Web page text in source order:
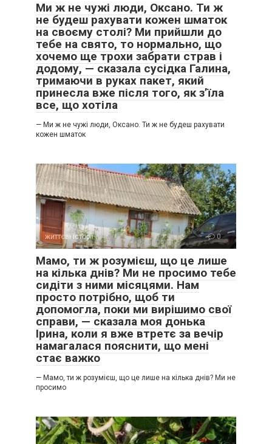
Ми ж не чужі люди, Оксано. Ти ж
не будеш рахувати кожен шматок
на своєму столі? Ми прийшли до
тебе на свято, то нормально, що
хочемо ще трохи забрати страв і
додому, — сказала сусідка Галина,
тримаючи в руках пакет, який
принесла вже після того, як з’їла
все, що хотіла
— Ми ж не чужі люди, Оксано. Ти ж не будеш рахувати
кожен шматок
життєві історії 0
Мамо, ти ж розумієш, що це лише
на кілька днів? Ми не просимо тебе
сидіти з ними місяцями. Нам
просто потрібно, щоб ти
допомогла, поки ми вирішимо свої
справи, — сказала моя донька
Ірина, коли я вже втретє за вечір
намагалася пояснити, що мені
стає важко
— Мамо, ти ж розумієш, що це лише на кілька днів? Ми не
просимо